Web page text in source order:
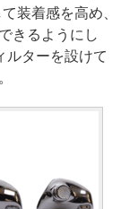
装着感を高め、
きるようにし
ルターを設けて